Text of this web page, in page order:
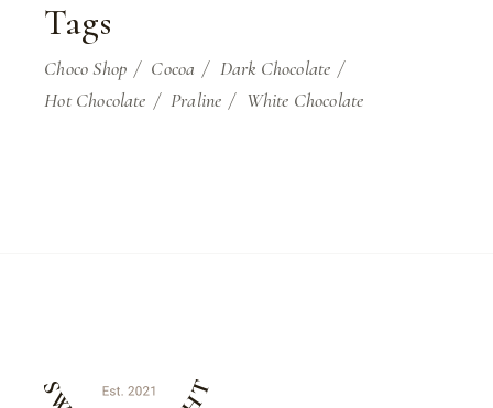
Tags
Choco Shop Cocoa
Dark Chocolate
Hot Chocolate
Praline White Chocolate